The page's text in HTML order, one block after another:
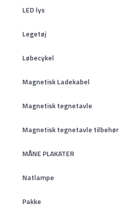
LED lys
Legetøj
Løbecykel
Magnetisk Ladekabel
Magnetisk tegnetavle
Magnetisk tegnetavle tilbehør
MÅNE PLAKATER
Natlampe
Pakke